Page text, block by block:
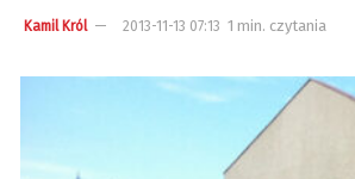
Kamil Król 2013-11-13 07:13 1 min. czytania